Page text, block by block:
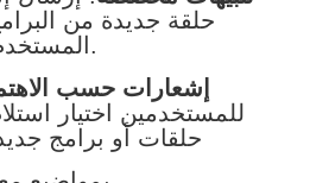
حلقة جديدة من
المستخدم.
إشعارات حسب
للمستخدمين اختيار
حلقات أو برامج